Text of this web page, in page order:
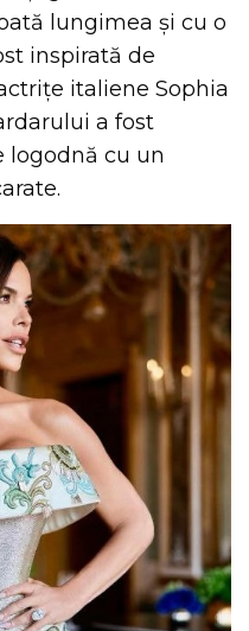
lungimea și cu o
inspirată de
italiene Sophia
a fost
logodnă cu un